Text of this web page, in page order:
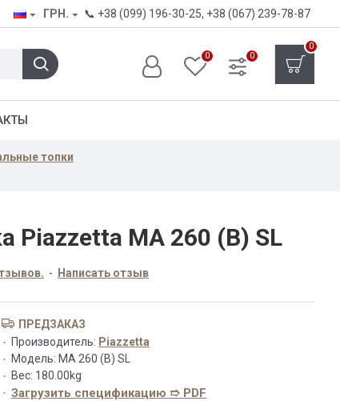
ГРН. 📞 +38 (099) 196-30-25, +38 (067) 239-78-87
0 0
0
топки
Piazzetta MA 260 (B) SL
- Написать отзыв
ПРЕДЗАКАЗ
Производитель: Piazzetta
Модель: MA 260 (B) SL
Вес: 180.00kg
Загрузить спецификацию ➱ PDF